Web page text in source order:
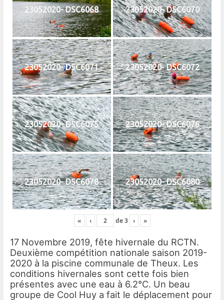
23052020- DSC6068 23052020- DSC6070
23052020- DSC6071 23052020- DSC6072
23052020- DSC6075 23052020- DSC6076
23052020- DSC6078 23052020- DSC6080
« ‹ de3 › »
17 Novembre 2019, fête hivernale du RCTN.
Deuxième compétition nationale saison 2019-
2020 à la piscine communale de Theux. Les
conditions hivernales sont cette fois bien
présentes avec une eau à 6.2°C. Un beau
groupe de Cool Huy a fait le déplacement pour